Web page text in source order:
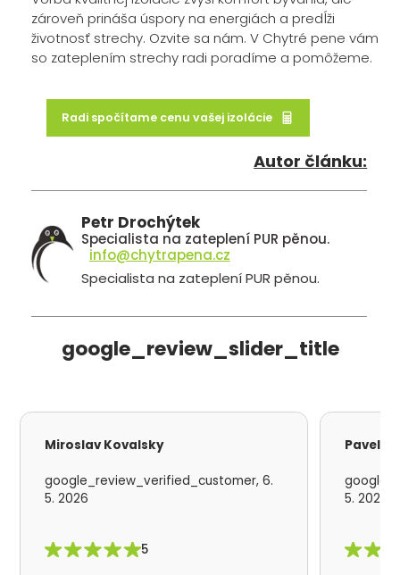
zároveň prináša úspory na energiách a predĺži
životnosť strechy. Ozvite sa nám. V Chytré pene vám
so zateplením strechy radi poradíme a pomôžeme.
Radi spočítame cenu vašej izolácie
Autor článku:
Petr Drochýtek
Specialista na zateplení PUR pěnou.
info@chytrapena.cz
Specialista na zateplení PUR pěnou.
google_review_slider_title
Miroslav Kovalsky
google_review_verified_customer, 6.
5. 2026
5
Pavel
5. 2026